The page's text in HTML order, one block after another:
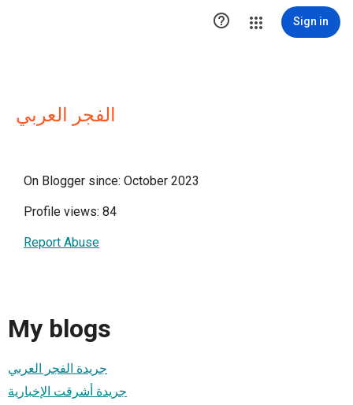
 Sign in
الفجر العربي
On Blogger since: October 2023
Profile views: 84
Report Abuse
My blogs
جريدة الفجر العربي
جريدة أشرقت الإخبارية